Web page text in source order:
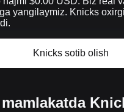
yangilaymiz. Knicks
Knicks sotib olish